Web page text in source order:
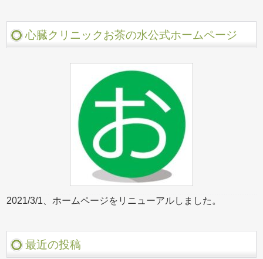
心臓クリニックお茶の水公式ホームページ
2021/3/1、ホームページをリニューアルしました。
最近の投稿